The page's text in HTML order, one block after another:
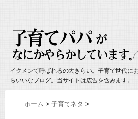
イクメンて呼ばれるの大きらい。子育て世代に
らいいなブログ。当サイトは広告を含みます。
ホーム > 子育てネタ >